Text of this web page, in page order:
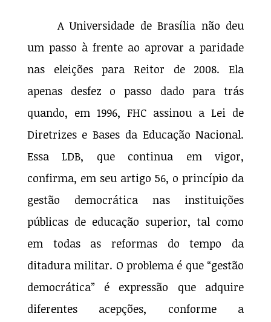
A Universidade de Brasília não deu
um passo à frente ao aprovar a paridade
nas eleições para Reitor de 2008. Ela
apenas desfez o passo dado para trás
quando, em 1996, FHC assinou a Lei de
Diretrizes e Bases da Educação Nacional.
Essa LDB, que continua em vigor,
confirma, em seu artigo 56, o princípio da
gestão democrática nas instituições
públicas de educação superior, tal como
em todas as reformas do tempo da
ditadura militar. O problema é que “gestão
democrática” é expressão que adquire
diferentes acepções, conforme a